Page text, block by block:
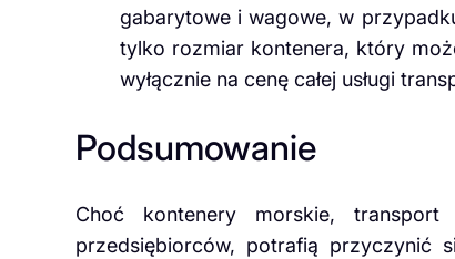
gabarytowe i wagowe, w
tylko rozmiar kontenera, który
wyłącznie na cenę całej usługi
Podsumowanie
Choć kontenery morskie,
przedsiębiorców, potrafią przyczynić